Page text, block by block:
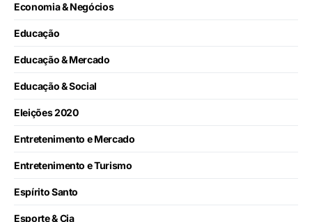
Economia & Negócios
Educação
Educação & Mercado
Educação & Social
Eleições 2020
Entretenimento e Mercado
Entretenimento e Turismo
Espírito Santo
Esporte & Cia